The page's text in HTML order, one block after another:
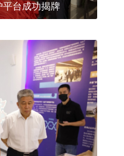
平台成功揭牌